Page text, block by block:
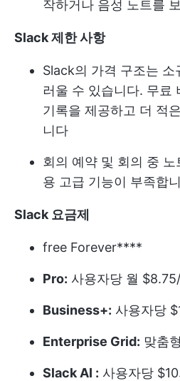
작하거나 음성 노트를
Slack 제한 사항
Slack의 가격 구조는 소
러울 수 있습니다. 무료
기록을 제공하고 더 적
니다
회의 예약 및 회의 중
용 고급 기능이 부족합
Slack 요금제
free Forever****
Pro: 사용자당 월
Business+: 사용자당
Enterprise Grid: 맞춤
Slack AI : 사용자당